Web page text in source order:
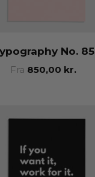
No. 85
Fra 850,00 kr.